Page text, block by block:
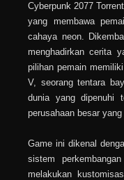
Cyberpunk 2077
yang membawa
cahaya neon.
menghadirkan cerita
pilihan pemain
V, seorang tentara
dunia yang dipenuhi
perusahaan besar
Game ini dikenal
sistem
melakukan